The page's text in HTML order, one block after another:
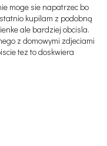
moge sie napatrzec bo
kupilam z podobną
ale bardziej obcisla.
z domowymi zdjeciami
tez to doskwiera